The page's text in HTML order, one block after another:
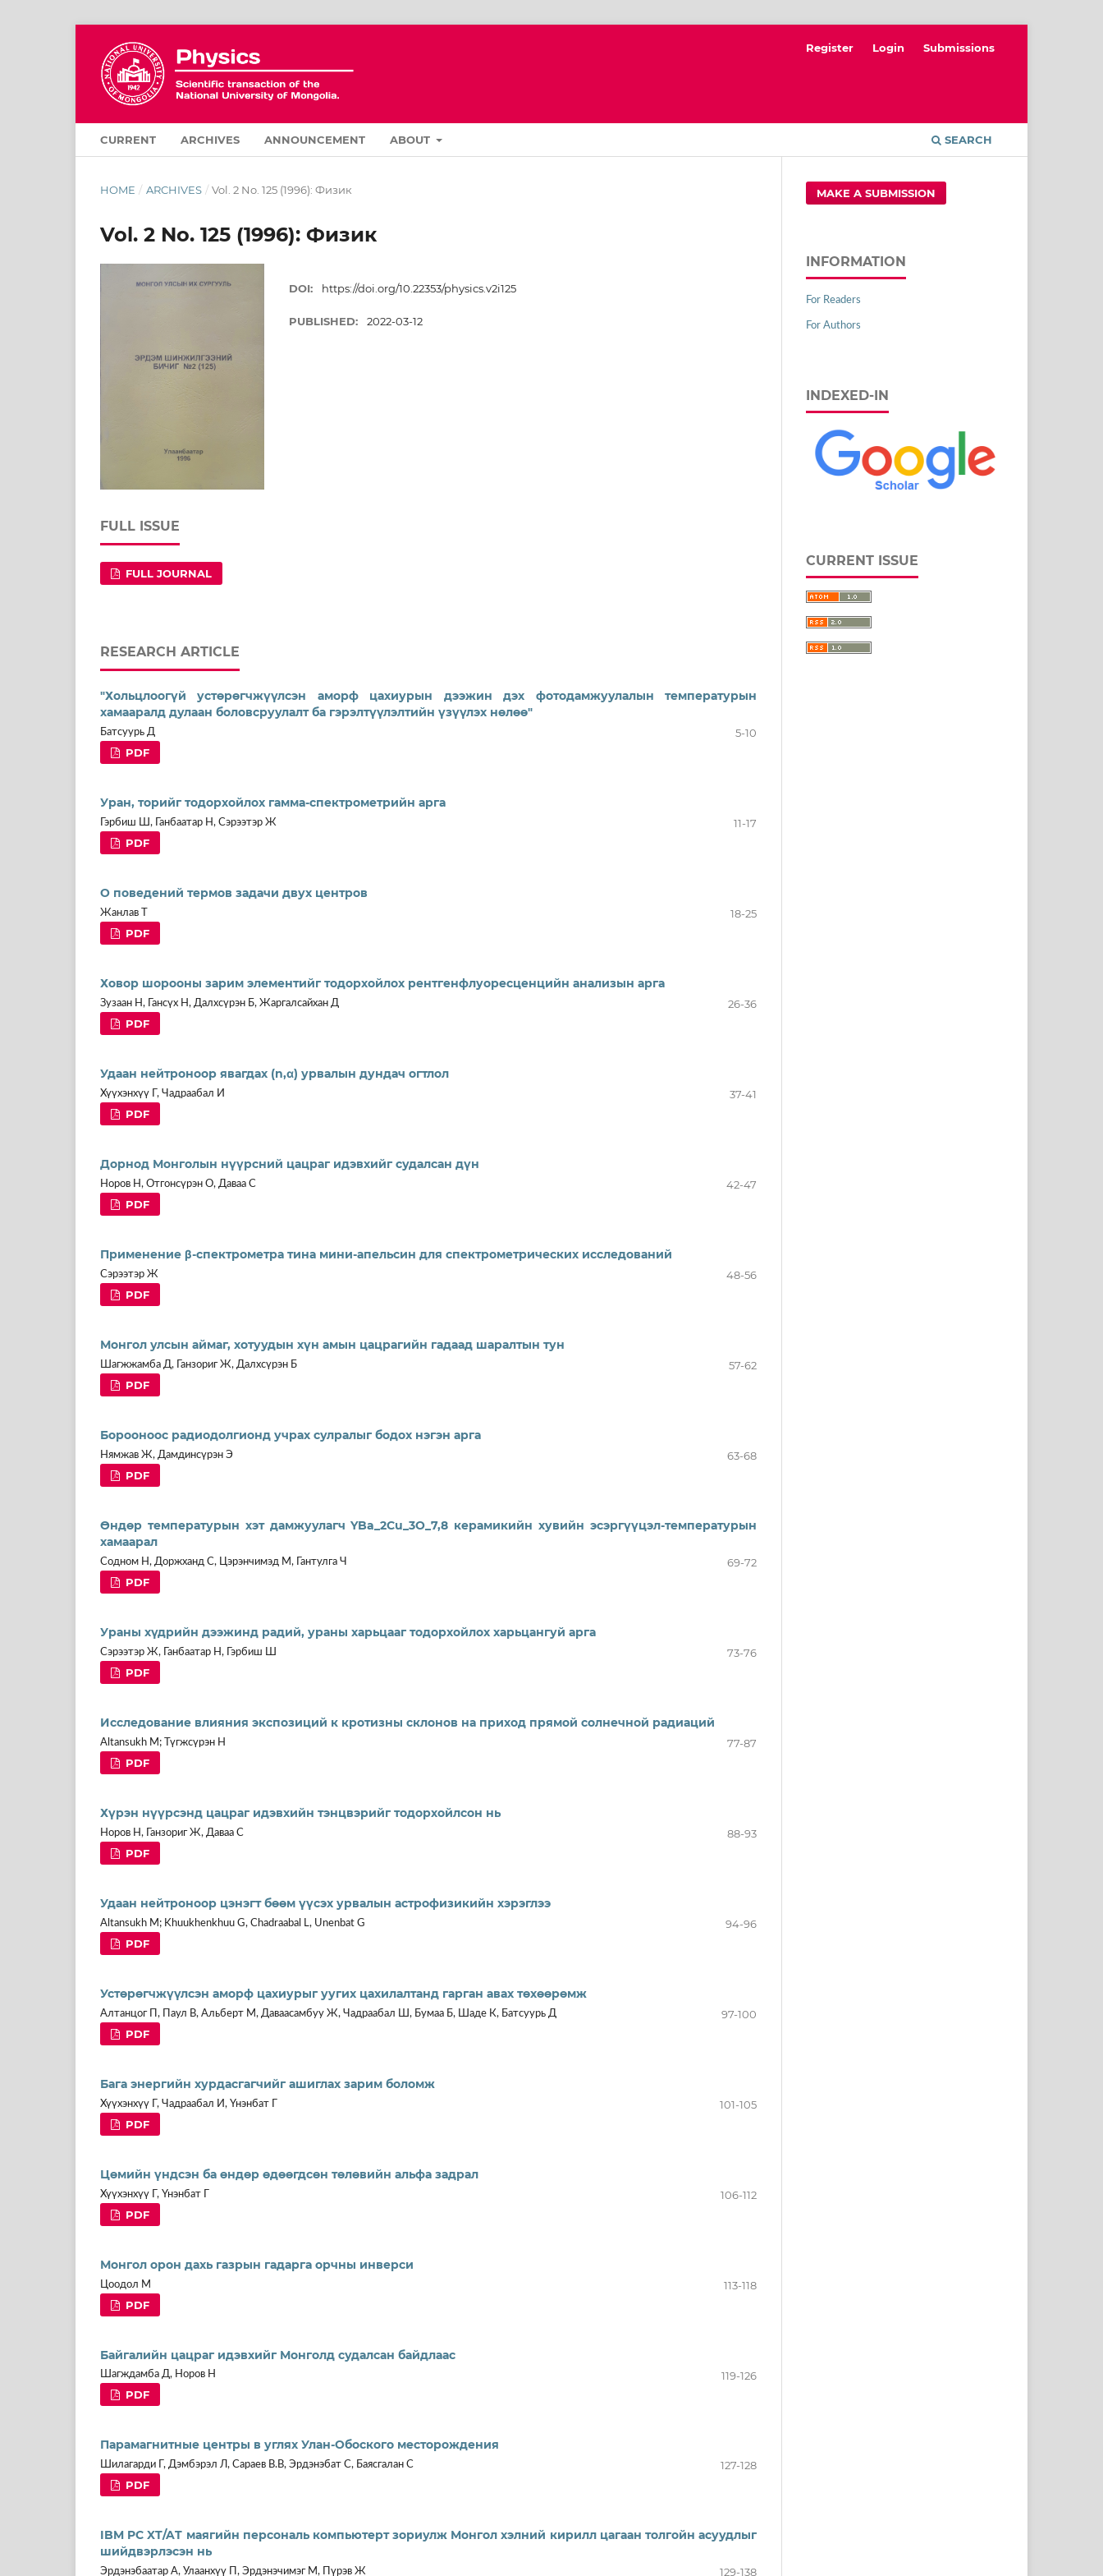
CURRENT ARCHIVES ANNOUNCEMENT ABOUT SEARCH
Register Login Submissions
HOME / ARCHIVES / Vol. 2 No. 125 (1996): Физик
Vol. 2 No. 125 (1996): Физик
DOI: https://doi.org/10.22353/physics.v2i125
PUBLISHED: 2022-03-12
FULL ISSUE
FULL JOURNAL
RESEARCH ARTICLE
"Хольцлоогүй устөрөгчжүүлсэн аморф цахиурын дээжин дэх фотодамжуулалын температурын
хамааралд дулаан боловсруулалт ба гэрэлтүүлэлтийн үзүүлэх нөлөө"
Батсуурь Д
5-10
PDF
Уран, торийг тодорхойлох гамма-спектрометрийн арга
Гэрбиш Ш, Ганбаатар Н, Сэрээтэр Ж
11-17
PDF
О поведений термов задачи двух центров
Жанлав Т
18-25
PDF
Ховор шорооны зарим элементийг тодорхойлох рентгенфлуоресценцийн анализын арга
Зузаан Н, Гансүх Н, Далхсүрэн Б, Жаргалсайхан Д
26-36
PDF
Удаан нейтроноор явагдах (n,α) урвалын дундач огтлол
Хүүхэнхүү Г, Чадраабал И
37-41
PDF
Дорнод Монголын нүүрсний цацраг идэвхийг судалсан дүн
Норов Н, Отгонсүрэн О, Даваа С
42-47
PDF
Применение β-спектрометра тина мини-апельсин для спектрометрических исследований
Сэрээтэр Ж
48-56
PDF
Монгол улсын аймаг, хотуудын хүн амын цацрагийн гадаад шаралтын тун
Шагжжамба Д, Ганзориг Ж, Далхсүрэн Б
57-62
PDF
Борооноос радиодолгионд учрах сулралыг бодох нэгэн арга
Нямжав Ж, Дамдинсүрэн Э
63-68
PDF
Өндөр температурын хэт дамжуулагч YBa_2Cu_3O_7,8 керамикийн хувийн эсэргүүцэл-температурын
хамаарал
Содном Н, Доржханд С, Цэрэнчимэд М, Гантулга Ч
69-72
PDF
Ураны хүдрийн дээжинд радий, ураны харьцааг тодорхойлох харьцангуй арга
Сэрээтэр Ж, Ганбаатар Н, Гэрбиш Ш
73-76
PDF
Исследование влияния экспозиций к кротизны склонов на приход прямой солнечной радиаций
Altansukh M; Түгжсүрэн Н
77-87
PDF
Хүрэн нүүрсэнд цацраг идэвхийн тэнцвэрийг тодорхойлсон нь
Норов Н, Ганзориг Ж, Даваа С
88-93
PDF
Удаан нейтроноор цэнэгт бөөм үүсэх урвалын астрофизикийн хэрэглээ
Altansukh M; Khuukhenkhuu G, Chadraabal L, Unenbat G
94-96
PDF
Устөрөгчжүүлсэн аморф цахиурыг уугих цахилалтанд гарган авах төхөөрөмж
Алтанцог П, Паул В, Альберт М, Даваасамбуу Ж, Чадраабал Ш, Бумаа Б, Шаде К, Батсуурь Д
97-100
PDF
Бага энергийн хурдасгагчийг ашиглах зарим боломж
Хүүхэнхүү Г, Чадраабал И, Үнэнбат Г
101-105
PDF
Цөмийн үндсэн ба өндөр өдөөгдсөн төлөвийн альфа задрал
Хүүхэнхүү Г, Үнэнбат Г
106-112
PDF
Монгол орон дахь газрын гадарга орчны инверси
Цоодол М
113-118
PDF
Байгалийн цацраг идэвхийг Монголд судалсан байдлаас
Шагждамба Д, Норов Н
119-126
PDF
Парамагнитные центры в углях Улан-Обоского месторождения
Шилагарди Г, Дэмбэрэл Л, Сараев В.В, Эрдэнэбат С, Баясгалан С
127-128
PDF
IBM PC XT/AT маягийн персональ компьютерт зориулж Монгол хэлний кирилл цагаан толгойн асуудлыг
шийдвэрлэсэн нь
Эрдэнэбаатар А, Улаанхүү П, Эрдэнэчимэг М, Пүрэв Ж 129-138
MAKE A SUBMISSION
INFORMATION
For Readers
For Authors
INDEXED-IN
CURRENT ISSUE